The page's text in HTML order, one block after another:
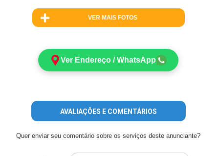
VER MAIS FOTOS
Ver Endereço / WhatsApp
AVALIAÇÕES E COMENTÁRIOS
Quer enviar seu comentário sobre os serviços deste anunciante?